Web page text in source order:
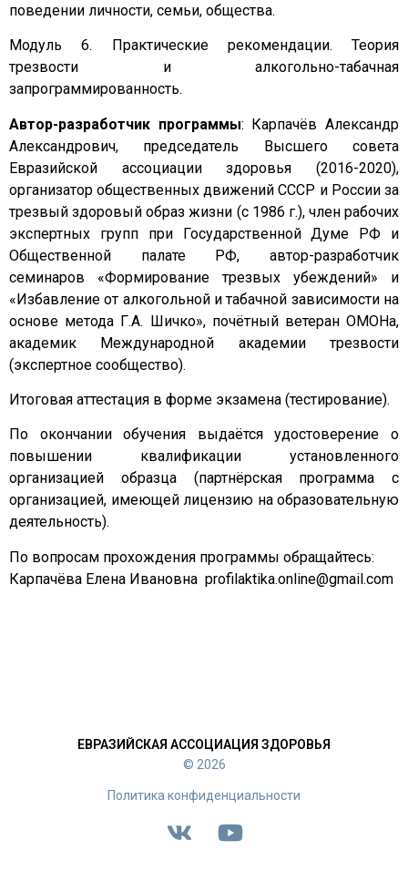
поведении личности, семьи, общества.
Модуль 6. Практические рекомендации. Теория
трезвости и алкогольно-табачная
запрограммированность.
Автор-разработчик программы: Карпачёв Александр
Александрович, председатель Высшего совета
Евразийской ассоциации здоровья (2016-2020),
организатор общественных движений СССР и России за
трезвый здоровый образ жизни (с 1986 г.), член рабочих
экспертных групп при Государственной Думе РФ и
Общественной палате РФ, автор-разработчик
семинаров «Формирование трезвых убеждений» и
«Избавление от алкогольной и табачной зависимости на
основе метода Г.А. Шичко», почётный ветеран ОМОНа,
академик Международной академии трезвости
(экспертное сообщество).
Итоговая аттестация в форме экзамена (тестирование).
По окончании обучения выдаётся удостоверение о
повышении квалификации установленного
организацией образца (партнёрская программа с
организацией, имеющей лицензию на образовательную
деятельность).
По вопросам прохождения программы обращайтесь:
Карпачёва Елена Ивановна profilaktika.online@gmail.com
ЕВРАЗИЙСКАЯ АССОЦИАЦИЯ ЗДОРОВЬЯ
© 2026
Политика конфиденциальности